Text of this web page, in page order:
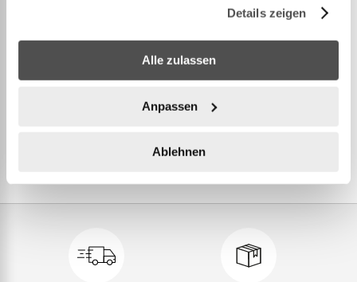
Details zeigen
Alle zulassen
Anpassen
Ablehnen
WEITERE INFORMATIONEN